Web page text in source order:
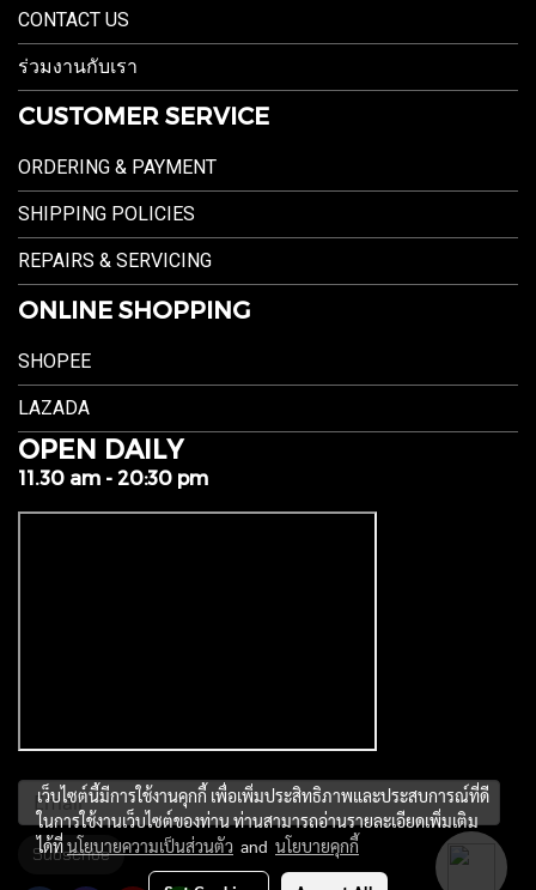
CONTACT US
ร่วมงานกับเรา
CUSTOMER SERVICE
ORDERING & PAYMENT
SHIPPING POLICIES
REPAIRS & SERVICING
ONLINE SHOPPING
SHOPEE
LAZADA
OPEN DAILY
11.30 am - 20:30 pm
Subscribe
เว็บไซต์นี้มีการใช้งานคุกกี้ เพื่อเพิ่มประสิทธิภาพและประสบการณ์ที่ดี
ในการใช้งานเว็บไซต์ของท่าน ท่านสามารถอ่านรายละเอียดเพิ่มเติม
ได้ที่นโยบายความเป็นส่วนตัว and นโยบายคุกกี้